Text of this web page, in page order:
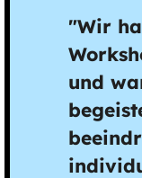
"Wir
und